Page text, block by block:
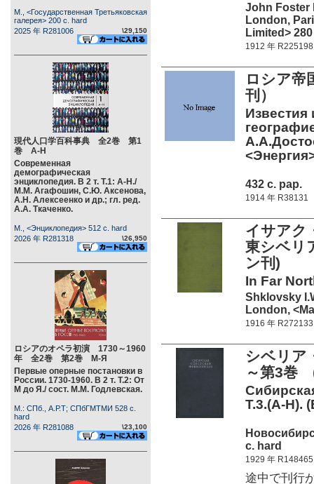
М., <Государственная Третьяковская
галерея> 200 c. hard
2025 年 R281006
\29,150
現代人口学百科事典 全2巻 第1
巻 А-Н
Современная
демографическая
энциклопедия. В 2 т. Т.1: А-Н./
М.М. Агафошин, С.Ю. Аксенова,
А.Н. Алексеенко и др.; гл. ред.
А.А. Ткаченко.
М., <Энциклопедия> 512 c. hard
2026 年 R281318
\26,950
ロシアのオペラ初演 1730～1960
年 全2巻 第2巻 М-Я
Первые оперные постановки в
России. 1730-1960. В 2 т. Т.2: От
М до Я./ сост. М.М. Годлевская.
М.: СПб., А.Р.Т; СПбГМТМИ 528 c.
hard
2026 年 R281088
\23,100
John Foster
London,
Limited>
1912 年 R225198
ロシア帝
刊）
Известия
432 c. pap.
1914 年 R38131
イサアク
東シベリ
ン刊)
In Far
Shklovsky
London,
1916 年 R272133
シベリ
～第3巻
Т.3.(А-Н).
c. hard
1929 年 R148465
途中で刊行